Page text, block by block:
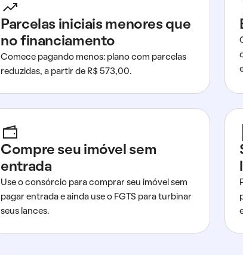
Parcelas iniciais menores que
no financiamento
Comece pagando menos: plano com parcelas
reduzidas, a partir de R$ 573,00.
Compre seu imóvel sem
entrada
Use o consórcio para comprar seu imóvel sem
pagar entrada e ainda use o FGTS para turbinar
seus lances.